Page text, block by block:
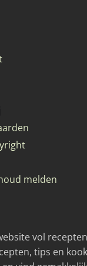
melden
vol
tips en